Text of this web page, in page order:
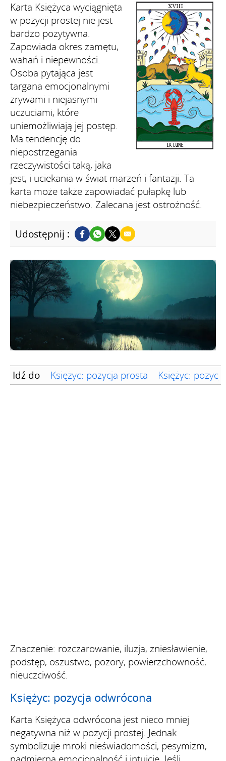
Karta Księżyca wyciągnięta
w pozycji prostej nie jest
bardzo pozytywna.
Zapowiada okres zamętu,
wahań i niepewności.
Osoba pytająca jest
targana emocjonalnymi
zrywami i niejasnymi
uczuciami, które
uniemożliwiają jej postęp.
Ma tendencję do
niepostrzegania
rzeczywistości taką, jaka
jest, i uciekania w świat marzeń i fantazji. Ta
karta może także zapowiadać pułapkę lub
niebezpieczeństwo. Zalecana jest ostrożność.
Udostępnij :
Idź do Księżyc: pozycja prosta Księżyc:
Znaczenie: rozczarowanie, iluzja, zniesławienie,
podstęp, oszustwo, pozory, powierzchowność,
nieuczciwość.
Księżyc: pozycja odwrócona
Karta Księżyca odwrócona jest nieco mniej
negatywna niż w pozycji prostej. Jednak
symbolizuje mroki nieświadomości, pesymizm,